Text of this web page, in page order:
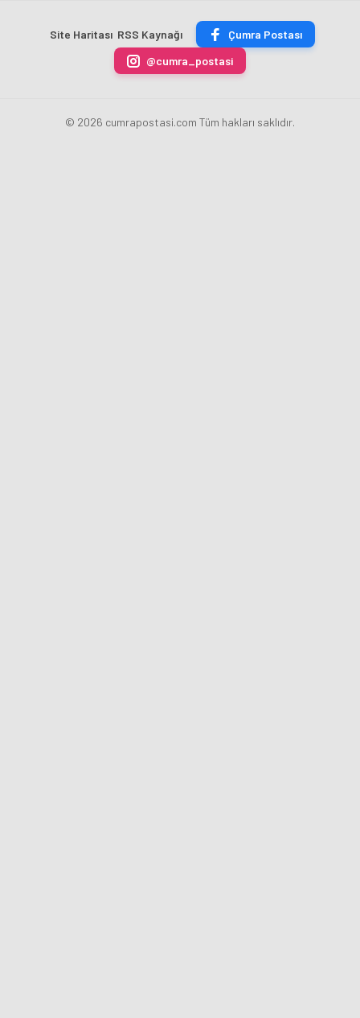
Ediyor
Araştırma
Site Haritası RSS Kaynağı
Çumra Postası
@cumra_postasi
© 2026 cumrapostasi.com Tüm hakları saklıdır.